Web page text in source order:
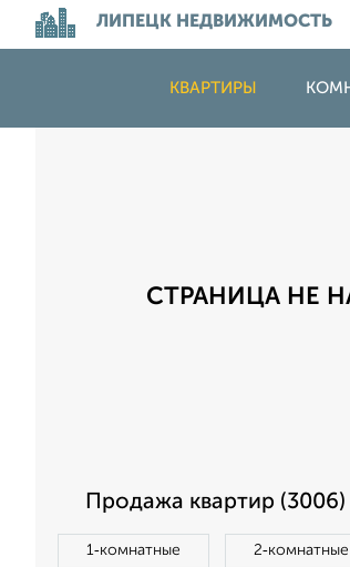
ЛИПЕЦК НЕДВИЖИМОСТЬ
КВАРТИРЫ
СТРАНИЦА НЕ
Продажа квартир (3006)
1‑комнатные 2‑комнатные